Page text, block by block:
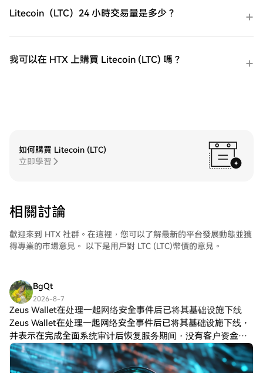
Litecoin（LTC）24 小時交易量是多少？
我可以在 HTX 上購買 Litecoin (LTC) 嗎？
如何購買 Litecoin (LTC)
立即學習
相關討論
歡迎來到 HTX 社群。在這裡，您可以了解最新的平台發展動態並獲
得專業的市場意見。 以下是用戶對 LTC (LTC)幣價的意見。
BgQt
2026-8-7
Zeus Wallet在处理一起网络安全事件后已将其基础设施下线
Zeus Wallet在处理一起网络安全事件后已将其基础设施下线，
并表示在完成全面系统审计后恢复服务期间，没有客户资金损
失或面临风险。Zeus Wallet表示，在处理一起网络安全事件
后，没有客户资金